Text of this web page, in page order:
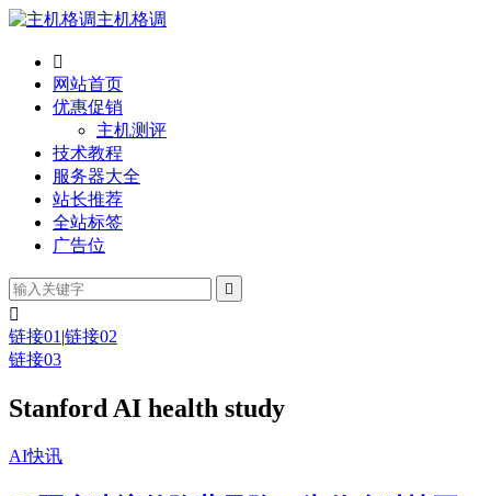
主机格调

网站首页
优惠促销
主机测评
技术教程
服务器大全
站长推荐
全站标签
广告位


链接01 |链接02
链接03
Stanford AI health study
AI快讯